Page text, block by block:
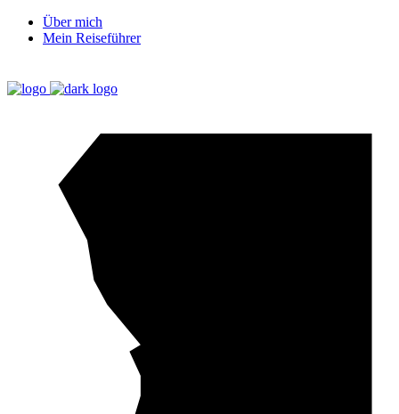
Über mich
Mein Reiseführer